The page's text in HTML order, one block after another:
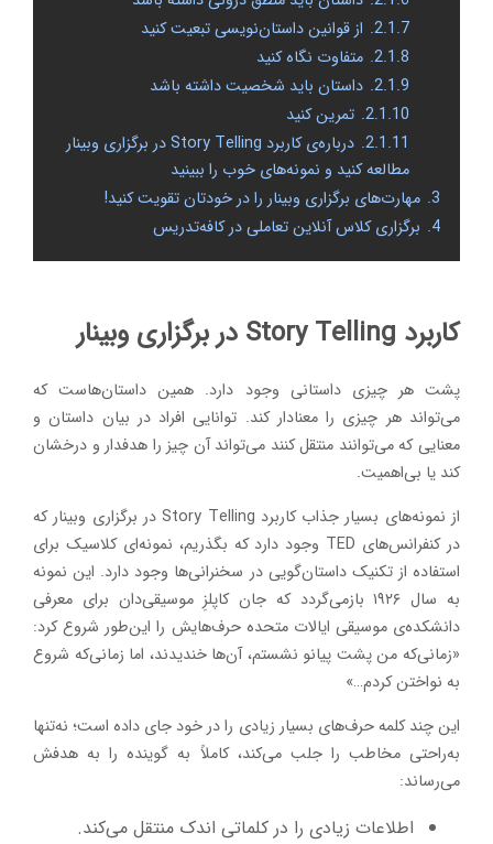
2.1.7. از قوانین داستان‌نویسی تبعیت کنید
2.1.8. متفاوت نگاه کنید
2.1.9. داستان باید شخصیت داشته باشد
2.1.10. تمرین کنید
2.1.11.
درباره‌ی کاربرد Story Telling در برگزاری وبینار
مطالعه کنید و نمونه‌های خوب را ببینید
3. مهارت‌های برگزاری وبینار را در خودتان تقویت کنید!
4. برگزاری کلاس آنلاین تعاملی در کافه‌تدریس
کاربرد Story Telling در برگزاری وبینار
پشت هر چیزی داستانی وجود دارد. همین داستان‌هاست که
می‌تواند هر چیزی را معنادار کند. توانایی افراد در بیان داستان و
معنایی که می‌توانند منتقل کنند می‌تواند آن چیز را هدفدار و درخشان
کند یا بی‌اهمیت.
از نمونه‌های بسیار جذاب کاربرد Story Telling در برگزاری وبینار که
در کنفرانس‌های TED وجود دارد که بگذریم، نمونه‌ای کلاسیک برای
استفاده از تکنیک داستان‌گویی در سخنرانی‌ها وجود دارد. این نمونه
به سال ۱۹۲۶ بازمی‌گردد که جان کاپلزِ موسیقی‌دان برای معرفی
دانشکده‌ی موسیقی ایالات متحده حرف‌هایش را این‌طور شروع کرد:
«زمانی‌که من پشت پیانو نشستم، آن‌ها خندیدند، اما زمانی‌که شروع
به نواختن کردم…»
این چند کلمه حرف‌های بسیار زیادی را در خود جای داده است؛ نه‌تنها
به‌راحتی مخاطب را جلب می‌کند، کاملاً به گوینده را به هدفش
می‌رساند:
اطلاعات زیادی را در کلماتی اندک منتقل می‌کند.